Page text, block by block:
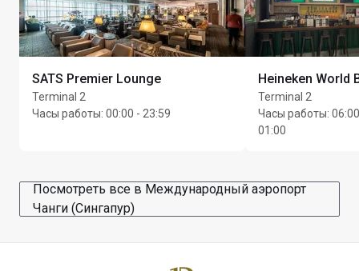
Макс. время пребывания: 3 часа
SATS Premier Lounge
Terminal 2
Часы работы: 00:00 - 23:59
Heineken World
Terminal 2
Часы работы:
01:00
Посмотреть все в Международный аэропорт
Чанги (Сингапур)